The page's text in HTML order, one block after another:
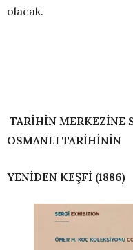
olacak.
TARİHİN MERKEZİNE
OSMANLI TARİHİNİN
YENİDEN KEŞFİ (1886)